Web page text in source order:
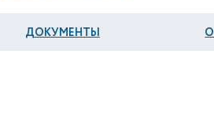
ДОКУМЕНТЫ